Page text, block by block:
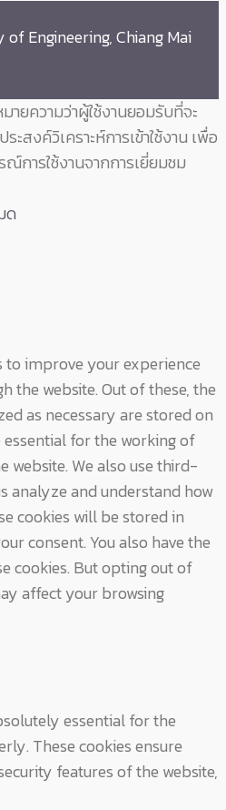
Engineering, Chiang Mai
ยความว่าผู้ใช้งานยอมรับที่จะ
สงค์วิเคราะห์การเข้าใช้งาน เพื่อ
การใช้งานจากการเยี่ยมชม
ด
to improve your experience
the website. Out of these, the
as necessary are stored on
for the working of
website. We also use third-
analyze and understand how
cookies will be stored in
consent. You also have the
cookies. But opting out of
affect your browsing
essential for the
These cookies ensure
features of the website,